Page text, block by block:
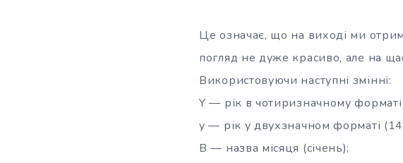
Це означає, що на виході ми
погляд не дуже красиво, але на
Використовуючи наступні змінні:
Y — рік в чотиризначному
y — рік у двухзначном форматі
B — назва місяця (січень);